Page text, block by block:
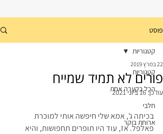
פוסט
קטגוריות
הכל בקערה אחת
חלבי
ארוחת בוקר
קטגוריות
פורים לא תמיד שמייח
22 במרץ 2019
עודכן:16 ביוני 2021
בכיתה ג', אמא שלי חיפשה אותי למוכרת
פאלפל. אז, עוד היו תופרים תחפושות, והיא